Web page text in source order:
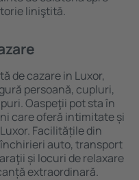
liniştită.
de cazare in Luxor,
persoană, cupluri,
Oaspeţii pot sta în
care oferă intimitate și
Facilitățile din
auto, transport
și locuri de relaxare
extraordinară.